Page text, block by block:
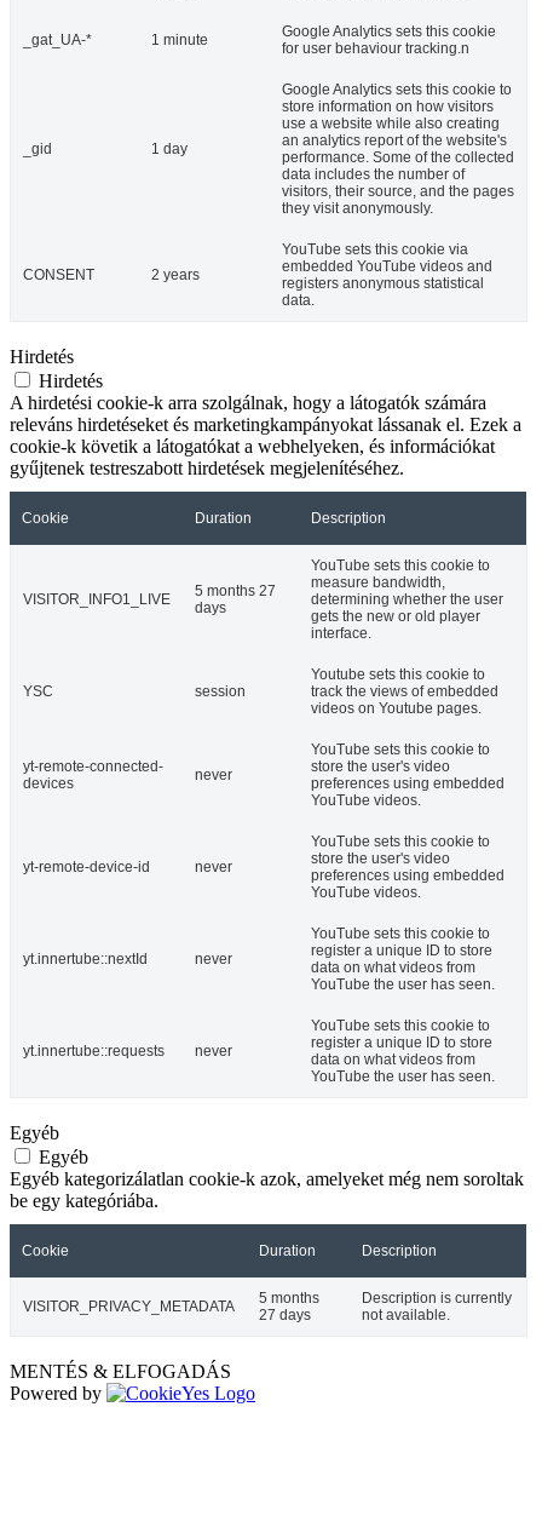
_gat_UA-* 1 minute
Google Analytics sets this cookie
for user behaviour tracking.n
_gid 1 day
Google Analytics sets this cookie to
store information on how visitors
use a website while also creating
an analytics report of the website's
performance. Some of the collected
data includes the number of
visitors, their source, and the pages
they visit anonymously.
CONSENT 2 years
YouTube sets this cookie via
embedded YouTube videos and
registers anonymous statistical
data.
Hirdetés
Hirdetés
A hirdetési cookie-k arra szolgálnak, hogy a látogatók számára
releváns hirdetéseket és marketingkampányokat lássanak el. Ezek a
cookie-k követik a látogatókat a webhelyeken, és információkat
gyűjtenek testreszabott hirdetések megjelenítéséhez.
Cookie Duration Description
VISITOR_INFO1_LIVE
5 months 27
days
YouTube sets this cookie to
measure bandwidth,
determining whether the user
gets the new or old player
interface.
YSC session
Youtube sets this cookie to
track the views of embedded
videos on Youtube pages.
yt-remote-connected-
devices
never
YouTube sets this cookie to
store the user's video
preferences using embedded
YouTube videos.
yt-remote-device-id never
YouTube sets this cookie to
store the user's video
preferences using embedded
YouTube videos.
yt.innertube::nextId never
YouTube sets this cookie to
register a unique ID to store
data on what videos from
YouTube the user has seen.
yt.innertube::requests never
YouTube sets this cookie to
register a unique ID to store
data on what videos from
YouTube the user has seen.
Egyéb
Egyéb
Egyéb kategorizálatlan cookie-k azok, amelyeket még nem soroltak
be egy kategóriába.
Cookie Duration Description
VISITOR_PRIVACY_METADATA
5 months
27 days
Description is currently
not available.
MENTÉS & ELFOGADÁS
Powered by